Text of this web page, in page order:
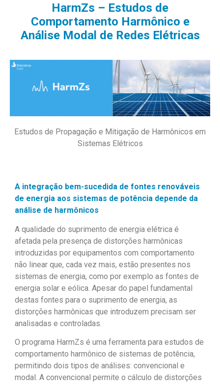
HarmZs – Estudos de
Comportamento Harmônico e
Análise Modal de Redes Elétricas
Estudos de Propagação e Mitigação de Harmônicos em
Sistemas Elétricos
A integração bem-sucedida de fontes renováveis
de energia aos sistemas de potência depende da
análise de harmônicos
A qualidade do suprimento de energia elétrica é
afetada pela presença de distorções harmônicas
introduzidas por equipamentos com comportamento
não linear que, cada vez mais, estão presentes nos
sistemas de energia, como por exemplo as fontes de
energia solar e eólica. Apesar do papel fundamental
destas fontes para o suprimento de energia, as
distorções harmônicas que introduzem precisam ser
analisadas e controladas.
O programa HarmZs é uma ferramenta para estudos de
comportamento harmônico de sistemas de potência,
permitindo dois tipos de análises: convencional e
modal. A convencional permite o cálculo de distorções